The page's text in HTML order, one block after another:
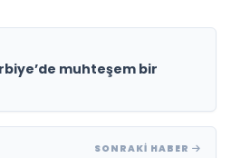
muhteşem bir
SONRAKI HABER